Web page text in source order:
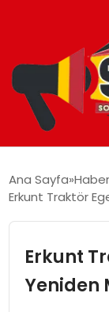
GÜNCEL
TEKNOLOJI
Ana Sayfa
Erkunt Traktör
Erkunt
Yeniden